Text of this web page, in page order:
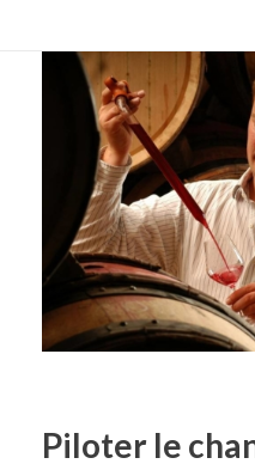
Piloter le